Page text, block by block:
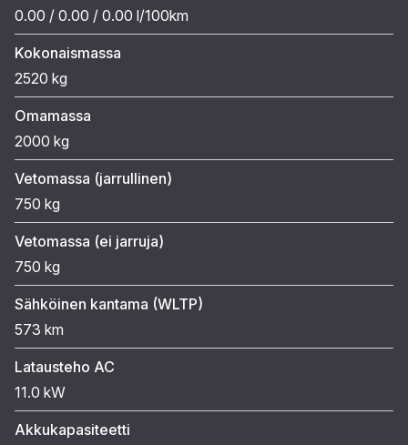
0.00 / 0.00 / 0.00 l/100km
Kokonaismassa
2520 kg
Omamassa
2000 kg
Vetomassa (jarrullinen)
750 kg
Vetomassa (ei jarruja)
750 kg
Sähköinen kantama (WLTP)
573 km
Latausteho AC
11.0 kW
Akkukapasiteetti